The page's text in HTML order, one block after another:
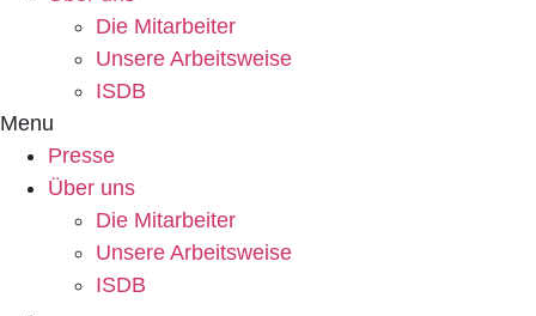
Die Mitarbeiter
Unsere Arbeitsweise
ISDB
Menu
Presse
Über uns
Die Mitarbeiter
Unsere Arbeitsweise
ISDB